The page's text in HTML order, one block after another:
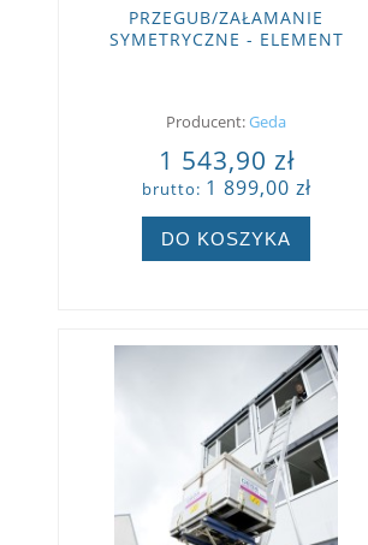
PRZEGUB/ZAŁAMANIE
SYMETRYCZNE - ELEMENT
Producent:Geda
1 543,90 zł
brutto: 1 899,00 zł
DO KOSZYKA